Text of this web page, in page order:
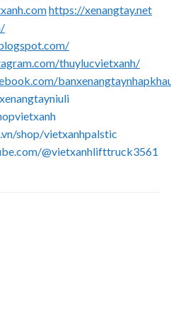
https://xenangtay.net
thuylucvietxanh/
shop/vietxanhpalstic
@vietxanhlifttruck3561